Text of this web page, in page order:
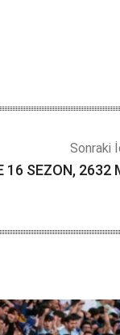
Sonraki
16 SEZON, 2632